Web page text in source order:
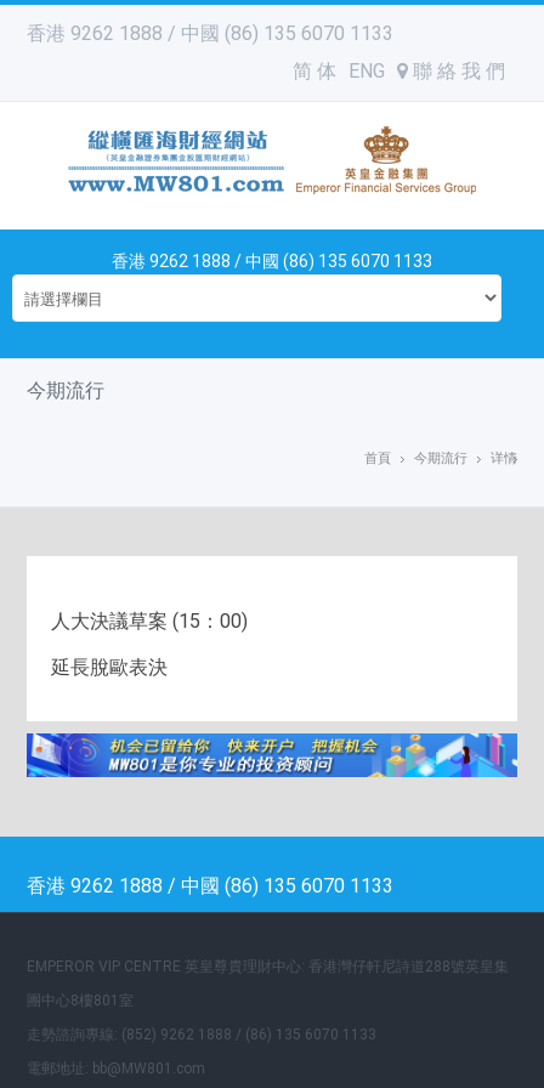
香港 9262 1888 / 中國 (86) 135 6070 1133
简 体
ENG 聯 絡 我 們
香港 9262 1888 / 中國 (86) 135 6070 1133
今期流行
首頁 今期流行 详情
人大決議草案 (15：00)
延長脫歐表決
香港 9262 1888 / 中國 (86) 135 6070 1133
EMPEROR VIP CENTRE 英皇尊貴理財中心: 香港灣仔軒尼詩道288號英皇集
團中心8樓801室
走勢諮詢專線: (852) 9262 1888 / (86) 135 6070 1133
電郵地址: bb@MW801.com